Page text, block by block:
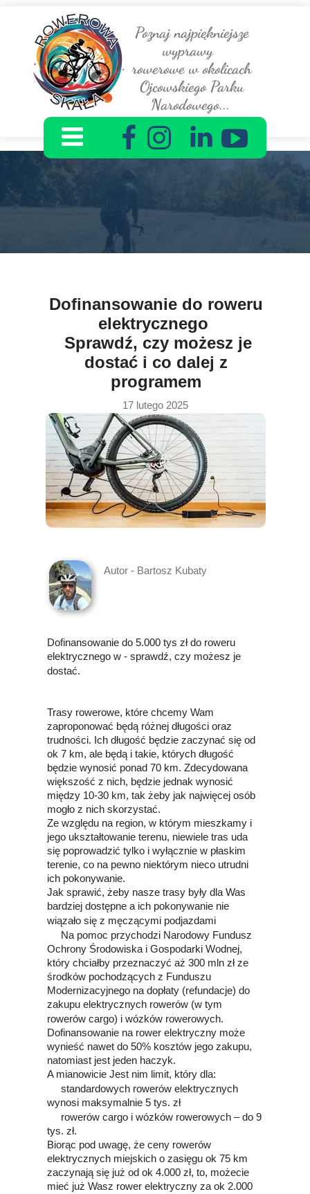
Poznaj najpiękniejsze
wyprawy
rowerowe w okolicach
Ojcowskiego Parku
Narodowego...
Autor - Bartosz Kubaty
17 lutego 2025
Dofinansowanie do roweru
elektrycznego
Sprawdź, czy możesz je
dostać i co dalej z
programem
Dofinansowanie do 5.000 tys zł do roweru
elektrycznego w - sprawdź, czy możesz je
dostać.
Trasy rowerowe, które chcemy Wam
zaproponować będą różnej długości oraz
trudności. Ich długość będzie zaczynać się od
ok 7 km, ale będą i takie, których długość
będzie wynosić ponad 70 km. Zdecydowana
większość z nich, będzie jednak wynosić
między 10-30 km, tak żeby jak najwięcej osób
mogło z nich skorzystać.
Ze względu na region, w którym mieszkamy i
jego ukształtowanie terenu, niewiele tras uda
się poprowadzić tylko i wyłącznie w płaskim
terenie, co na pewno niektórym nieco utrudni
ich pokonywanie.
Jak sprawić, żeby nasze trasy były dla Was
bardziej dostępne a ich pokonywanie nie
wiązało się z męczącymi podjazdami
Na pomoc przychodzi Narodowy Fundusz
Ochrony Środowiska i Gospodarki Wodnej,
który chciałby przeznaczyć aż 300 mln zł ze
środków pochodzących z Funduszu
Modernizacyjnego na dopłaty (refundacje) do
zakupu elektrycznych rowerów (w tym
rowerów cargo) i wózków rowerowych.
Dofinansowanie na rower elektryczny może
wynieść nawet do 50% kosztów jego zakupu,
natomiast jest jeden haczyk.
A mianowicie Jest nim limit, który dla:
standardowych rowerów elektrycznych
wynosi maksymalnie 5 tys. zł
rowerów cargo i wózków rowerowych – do 9
tys. zł.
Biorąc pod uwagę, że ceny rowerów
elektrycznych miejskich o zasięgu ok 75 km
zaczynają się już od ok 4.000 zł, to, możecie
mieć już Wasz rower elektryczny za ok 2.000